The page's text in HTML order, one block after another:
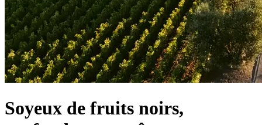
Soyeux de fruits noirs,